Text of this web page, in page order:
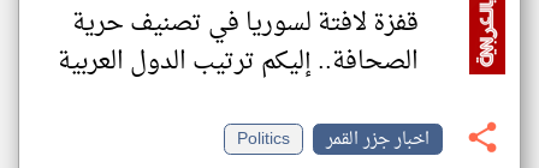
قفزة لافتة لسوريا في تصنيف حرية
الصحافة.. إليكم ترتيب الدول العربية
اخبار جزر القمر
Politics